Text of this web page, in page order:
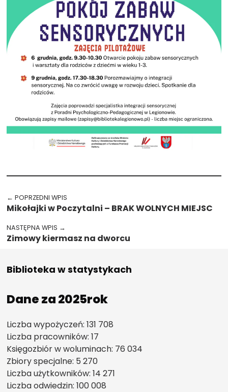
← POPRZEDNI WPIS
Mikołajki w Poczytalni – BRAK WOLNYCH MIEJSC
NASTĘPNA WPIS →
Zimowy kiermasz na dworcu
Biblioteka w statystykach
Dane za 2025rok
Liczba wypożyczeń: 131 708
Liczba pracowników: 17
Księgozbiór w woluminach: 76 034
Zbiory specjalne: 5 270
Liczba użytkowników: 14 271
Liczba odwiedzin: 100 008